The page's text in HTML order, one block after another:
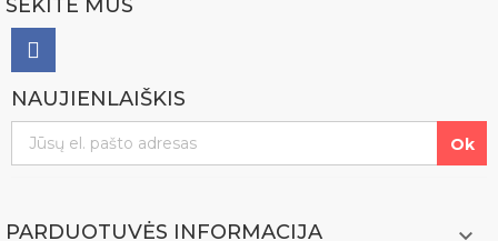
SEKITE MUS
NAUJIENLAIŠKIS
PARDUOTUVĖS INFORMACIJA